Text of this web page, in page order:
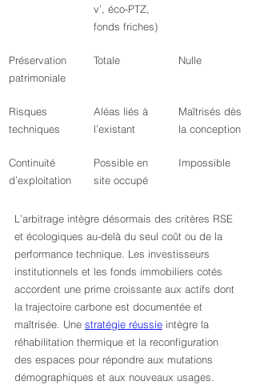
v’, éco-PTZ,
fonds friches)
Préservation
patrimoniale
Totale Nulle
Risques
techniques
Aléas liés à
l’existant
Maîtrisés dès
la conception
Continuité
d’exploitation
Possible en
site occupé
Impossible
L’arbitrage intègre désormais des critères RSE
et écologiques au-delà du seul coût ou de la
performance technique. Les investisseurs
institutionnels et les fonds immobiliers cotés
accordent une prime croissante aux actifs dont
la trajectoire carbone est documentée et
maîtrisée. Une stratégie réussie intègre la
réhabilitation thermique et la reconfiguration
des espaces pour répondre aux mutations
démographiques et aux nouveaux usages.